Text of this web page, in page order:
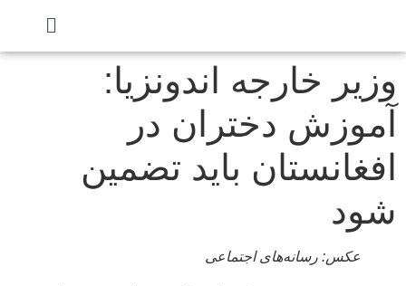
خارجه اندونزیا:
دختران در
باید تضمین
عکس: رسانه‌های اجتماعی